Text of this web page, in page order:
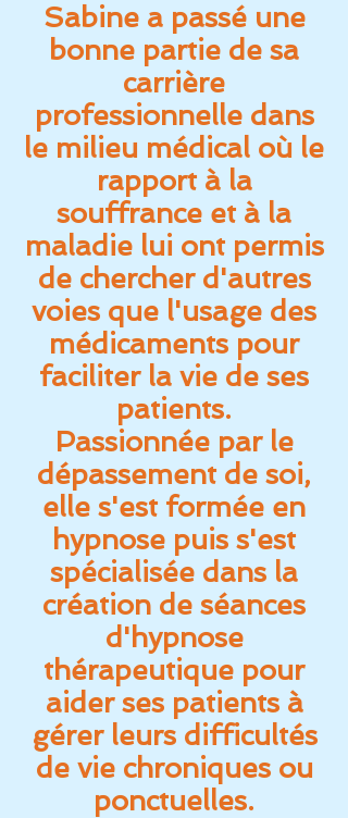
Sabine a passé une
bonne partie de sa
carrière
professionnelle dans
le milieu médical où le
rapport à la
souffrance et à la
maladie lui ont permis
de chercher d'autres
voies que l'usage des
médicaments pour
faciliter la vie de ses
patients.
Passionnée par le
dépassement de soi,
elle s'est formée en
hypnose puis s'est
spécialisée dans la
création de séances
d'hypnose
thérapeutique pour
aider ses patients à
gérer leurs difficultés
de vie chroniques ou
ponctuelles.